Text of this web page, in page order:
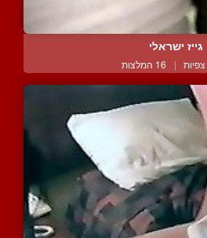
גייז ישראלי
| 16 המלצות